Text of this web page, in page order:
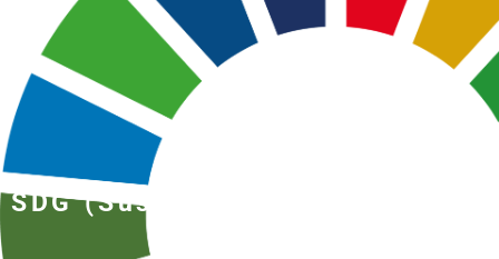
SDG (Sustainable Development